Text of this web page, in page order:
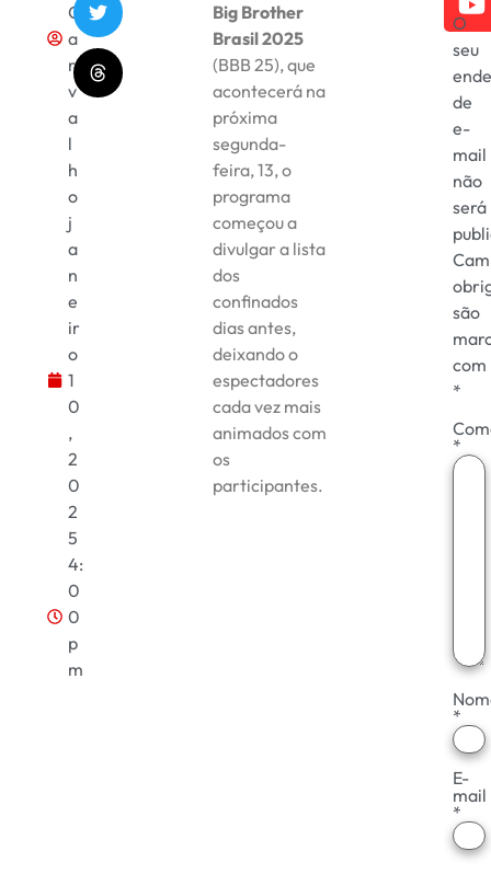
C
a
r
v
a
l
h
o
j
a
n
e
ir
o
1
0
,
2
0
2
5
4:
0
0
p
m
Big Brother
Brasil 2025
(BBB 25), que
acontecerá na
próxima
segunda-
feira, 13, o
programa
começou a
divulgar a lista
dos
confinados
dias antes,
deixando o
espectadores
cada vez mais
animados com
os
participantes.
O
seu
de
e-
mail
não
será
são
com
*
*
*
E-
mail
*